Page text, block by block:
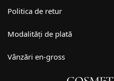
Politica de retur
Modalități de plată
Vânzări en-gross